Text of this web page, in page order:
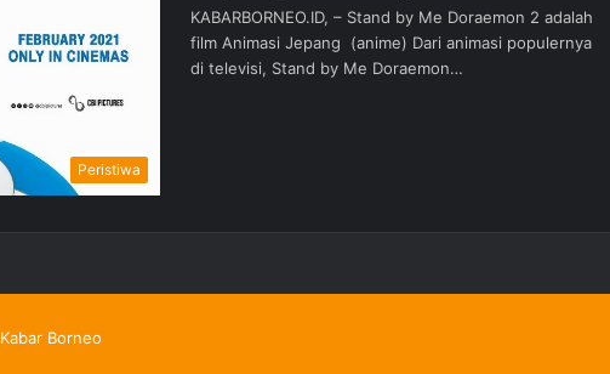
Peristiwa
KABARBORNEO.ID, – Stand by Me Doraemon 2 adalah
film Animasi Jepang (anime) Dari animasi populernya
di televisi, Stand by Me Doraemon…
Kabar Borneo